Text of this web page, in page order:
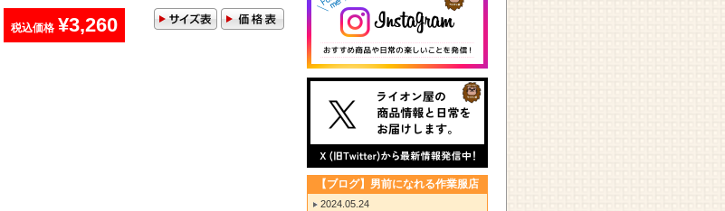
税込価格 ¥3,260
【ブログ】男前になれる作業服店
2024.05.24